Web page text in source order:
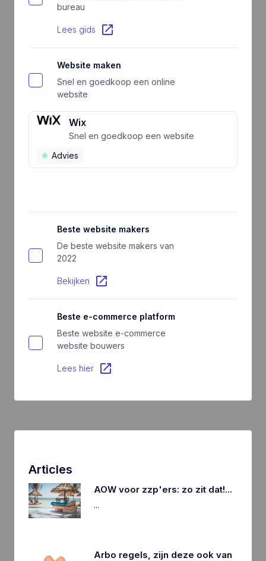
bureau
Lees gids
Website maken
Snel en goedkoop een online
website
Wix
Snel en goedkoop een website
Advies
Beste website makers
De beste website makers van
2022
Bekijken
Beste e-commerce platform
Beste website e-commerce
website bouwers
Lees hier
Articles
AOW voor zzp'ers: zo zit dat!...
...
Arbo regels, zijn deze ook van